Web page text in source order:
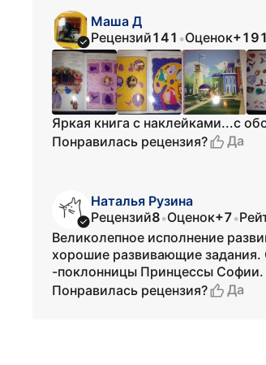
Маша Д
Рецензий141 •Оценок+191
Яркая книга с наклейками...с
Понравилась рецензия?
Да
Наталья Рузина
Рецензий8•Оценок+7•
Великолепное исполнение
хорошие развивающие задания.
-поклонницы Принцессы
Понравилась рецензия?
Да